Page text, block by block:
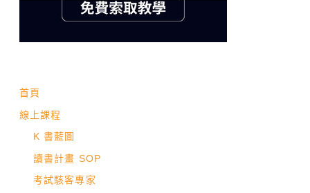
首頁
線上課程
K 書藍圖
讀書計畫 SOP
考試駭客專家